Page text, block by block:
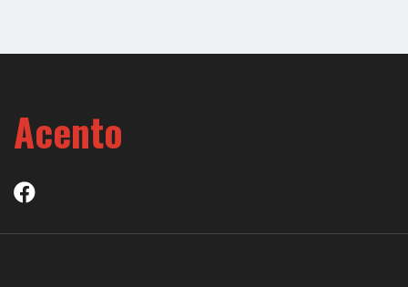
Acento